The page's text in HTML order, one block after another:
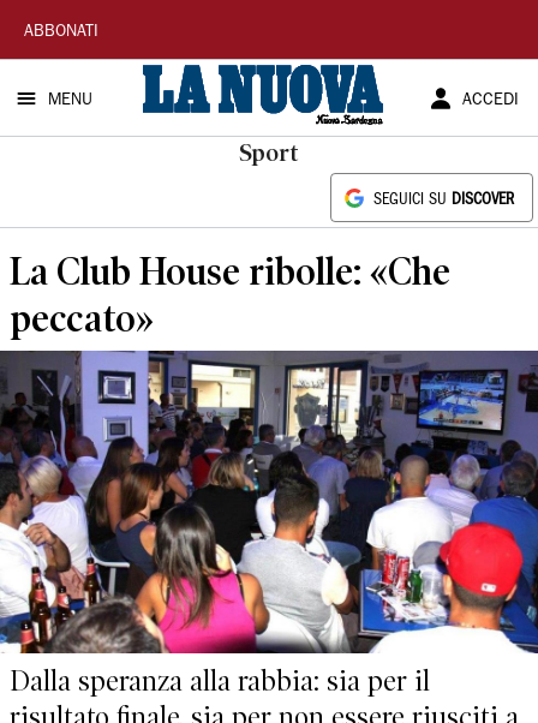
La
Nuova
Sardegna
ABBONATI
MENU ACCEDI
Sport
SEGUICI SU DISCOVER
La Club House ribolle: «Che
peccato»
Dalla speranza alla rabbia: sia per il